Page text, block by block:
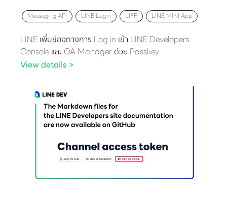
Messaging API LINE Login LIFF LINE MINI App
LINE เพิ่มช่องทางการ Log in เข้า LINE Developers
Console และ OA Manager ด้วย Passkey
View details >